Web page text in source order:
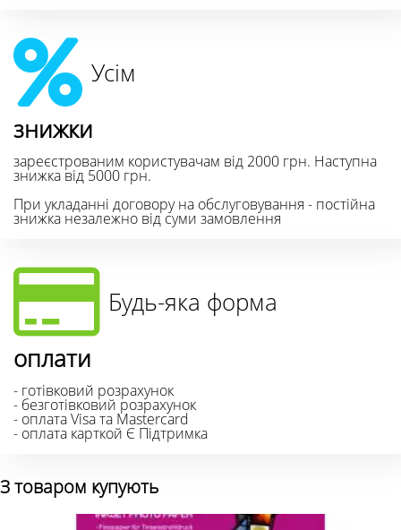
Усім
знижки
зареєстрованим користувачам від 2000 грн. Наступна
знижка від 5000 грн.
При укладанні договору на обслуговування - постійна
знижка незалежно від суми замовлення
Будь-яка форма
оплати
- готівковий розрахунок
- безготівковий розрахунок
- оплата Visa та Mastercard
- оплата карткой Є Підтримка
З товаром купують